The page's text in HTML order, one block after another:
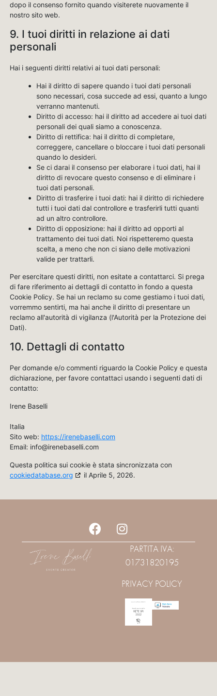
dopo il consenso fornito quando visiterete nuovamente il
nostro sito web.
9. I tuoi diritti in relazione ai dati
personali
Hai i seguenti diritti relativi ai tuoi dati personali:
Hai il diritto di sapere quando i tuoi dati personali
sono necessari, cosa succede ad essi, quanto a lungo
verranno mantenuti.
Diritto di accesso: hai il diritto ad accedere ai tuoi dati
personali dei quali siamo a conoscenza.
Diritto di rettifica: hai il diritto di completare,
correggere, cancellare o bloccare i tuoi dati personali
quando lo desideri.
Se ci darai il consenso per elaborare i tuoi dati, hai il
diritto di revocare questo consenso e di eliminare i
tuoi dati personali.
Diritto di trasferire i tuoi dati: hai il diritto di richiedere
tutti i tuoi dati dal controllore e trasferirli tutti quanti
ad un altro controllore.
Diritto di opposizione: hai il diritto ad opporti al
trattamento dei tuoi dati. Noi rispetteremo questa
scelta, a meno che non ci siano delle motivazioni
valide per trattarli.
Per esercitare questi diritti, non esitate a contattarci. Si prega
di fare riferimento ai dettagli di contatto in fondo a questa
Cookie Policy. Se hai un reclamo su come gestiamo i tuoi dati,
vorremmo sentirti, ma hai anche il diritto di presentare un
reclamo all'autorità di vigilanza (l'Autorità per la Protezione dei
Dati).
10. Dettagli di contatto
Per domande e/o commenti riguardo la Cookie Policy e questa
dichiarazione, per favore contattaci usando i seguenti dati di
contatto:
Irene Baselli
Italia
Sito web: https://irenebaselli.com
Email: info@irenebaselli.com
Questa politica sui cookie è stata sincronizzata con
cookiedatabase.org
il Aprile 5, 2026.
PARTITA IVA:
01731820195
PRIVACY POLICY